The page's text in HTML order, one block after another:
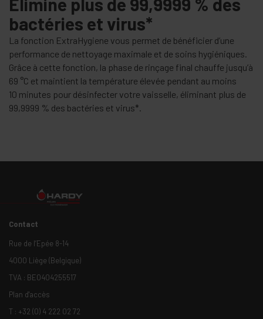
bactéries et virus*
La fonction ExtraHygiene vous permet de bénéficier d’une
performance de nettoyage maximale et de soins hygiéniques.
Grâce à cette fonction, la phase de rinçage final chauffe jusqu’à
69 °C et maintient la température élevée pendant au moins
10 minutes pour désinfecter votre vaisselle, éliminant plus de
99,9999 % des bactéries et virus*.
Contact
Rue de l’Epée 8-14
4000 Liège (Belgique)
TVA : BE0404255517
Plan d'accès
T : +32 (0) 4 222 02 72